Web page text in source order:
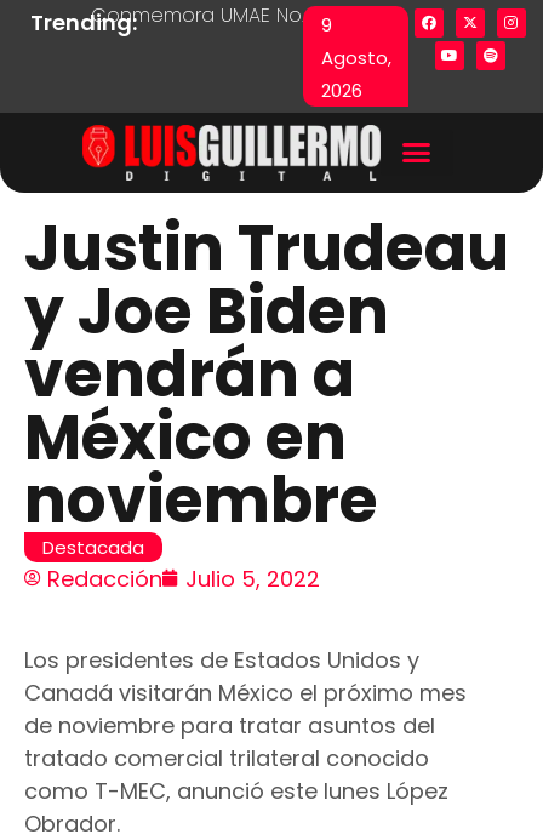
9
Agosto,
2026
Trending:Conmemora UMAE No. 71 Día de las y los
Lista en excel expone
Justin Trudeau
y Joe Biden
vendrán a
México en
noviembre
Destacada
Redacción Julio 5, 2022
Los presidentes de Estados Unidos y
Canadá visitarán México el próximo mes
de noviembre para tratar asuntos del
tratado comercial trilateral conocido
como T-MEC, anunció este lunes López
Obrador.